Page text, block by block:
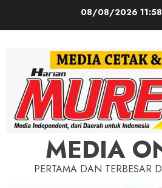
08/08/2026
MEDIA
PERTAMA DAN TERBESAR